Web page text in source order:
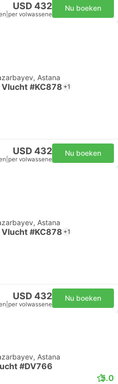
USD 432
per volwassene
Nu boeken
Astana
#KC878 +1
USD 432
per volwassene
Nu boeken
Astana
#KC878 +1
USD 432
per volwassene
Nu boeken
Astana
#DV766
5.0